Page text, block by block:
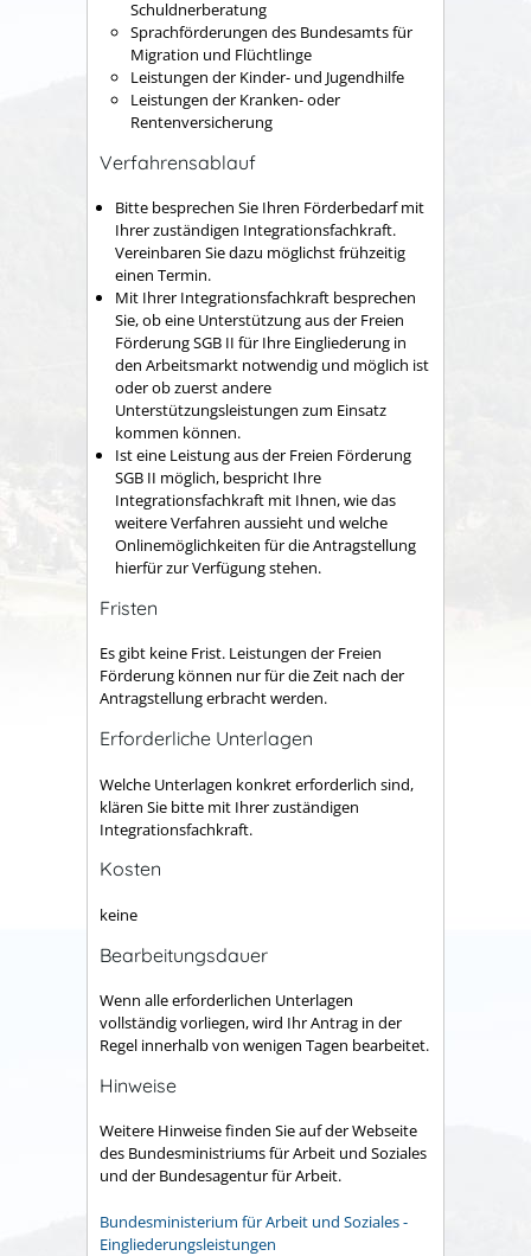
Schuldnerberatung
Sprachförderungen des Bundesamts für
Migration und Flüchtlinge
Leistungen der Kinder- und Jugendhilfe
Leistungen der Kranken- oder
Rentenversicherung
Verfahrensablauf
Bitte besprechen Sie Ihren Förderbedarf mit
Ihrer zuständigen Integrationsfachkraft.
Vereinbaren Sie dazu möglichst frühzeitig
einen Termin.
Mit Ihrer Integrationsfachkraft besprechen
Sie, ob eine Unterstützung aus der Freien
Förderung SGB II für Ihre Eingliederung in
den Arbeitsmarkt notwendig und möglich ist
oder ob zuerst andere
Unterstützungsleistungen zum Einsatz
kommen können.
Ist eine Leistung aus der Freien Förderung
SGB II möglich, bespricht Ihre
Integrationsfachkraft mit Ihnen, wie das
weitere Verfahren aussieht und welche
Onlinemöglichkeiten für die Antragstellung
hierfür zur Verfügung stehen.
Fristen
Es gibt keine Frist. Leistungen der Freien
Förderung können nur für die Zeit nach der
Antragstellung erbracht werden.
Erforderliche Unterlagen
Welche Unterlagen konkret erforderlich sind,
klären Sie bitte mit Ihrer zuständigen
Integrationsfachkraft.
Kosten
keine
Bearbeitungsdauer
Wenn alle erforderlichen Unterlagen
vollständig vorliegen, wird Ihr Antrag in der
Regel innerhalb von wenigen Tagen bearbeitet.
Hinweise
Weitere Hinweise finden Sie auf der Webseite
des Bundesministriums für Arbeit und Soziales
und der Bundesagentur für Arbeit.
Bundesministerium für Arbeit und Soziales -
Eingliederungsleistungen